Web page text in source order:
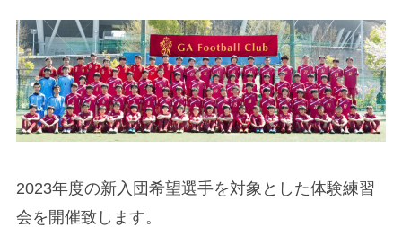
2023年度の新入団希望選手を対象とした体験練習
会を開催致します。